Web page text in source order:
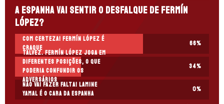
A Espanha vai sentir o desfalque de Fermín
López?
Com certeza! Fermín López é
craque
66%
Talvez. Fermín López joga em
diferentes posições, o que
poderia confundir os
adversários
34%
Não vai fazer falta! Lamine
Yamal é o cara da Espanha
0%